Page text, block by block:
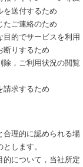
を送付するため
たご連絡のため
的でサービスを利用
断りするため
除，ご利用状況の閲覧
請求するため
合理的に認められる場
します。
について，当社所定